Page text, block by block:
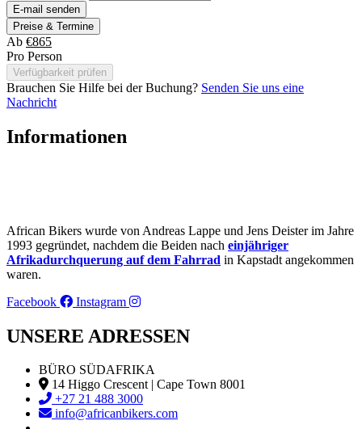
E-mail senden
Preise & Termine
Ab €865
Pro Person
Verfügbarkeit prüfen
Brauchen Sie Hilfe bei der Buchung? Senden Sie uns eine
Nachricht
Informationen
African Bikers wurde von Andreas Lappe und Jens Deister im Jahre
1993 gegründet, nachdem die Beiden nach einjähriger
Afrikadurchquerung auf dem Fahrrad in Kapstadt angekommen
waren.
Facebook
Instagram
UNSERE ADRESSEN
BÜRO SÜDAFRIKA
14 Higgo Crescent | Cape Town 8001
+27 21 488 3000
info@africanbikers.com